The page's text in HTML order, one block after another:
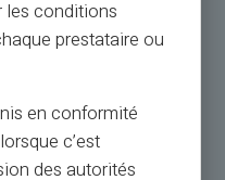
przez
a nie boty
do Twojej
24/24,
les conditions
prestataire ou
en conformité
c’est
des autorités